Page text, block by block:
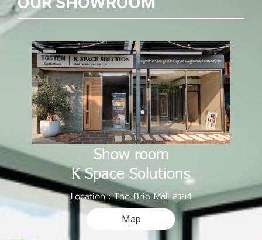
Show room
K Space Solutions
Location : The Brio Mall สาย4
Map